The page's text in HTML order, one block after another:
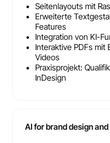
Seitenlayouts mit
Erweiterte
Features
Integration von KI-
Interaktive PDFs
Videos
Praxisprojekt:
InDesign
AI for brand design